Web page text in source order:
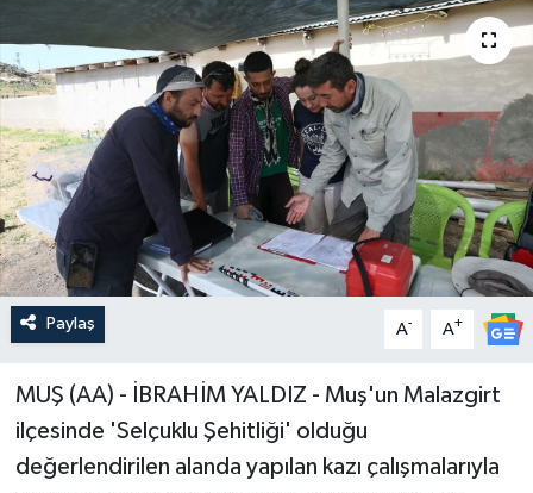
Paylaş A- A+
MUŞ (AA) - İBRAHİM YALDIZ - Muş'un Malazgirt
ilçesinde 'Selçuklu Şehitliği' olduğu
değerlendirilen alanda yapılan kazı çalışmalarıyla